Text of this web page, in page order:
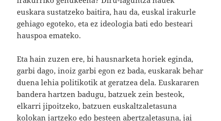
euskara sustatzeko baitira, hau da, euskal irakurle
gehiago egoteko, eta ez ideologia bati edo besteari
hauspoa emateko.
Eta hain zuzen ere, bi hausnarketa horiek eginda,
garbi dago, inoiz garbi egon ez bada, euskarak behar
duena lehia politikotik at geratzea dela. Euskararen
bandera hartzen badugu, batzuek zein besteok,
elkarri jipoitzeko, batzuen euskaltzaletasuna
kolokan jartzeko edo besteen abertzaletasuna, jai